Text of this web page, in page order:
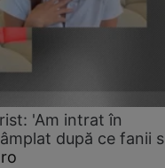
'Am intrat în
după ce fanii